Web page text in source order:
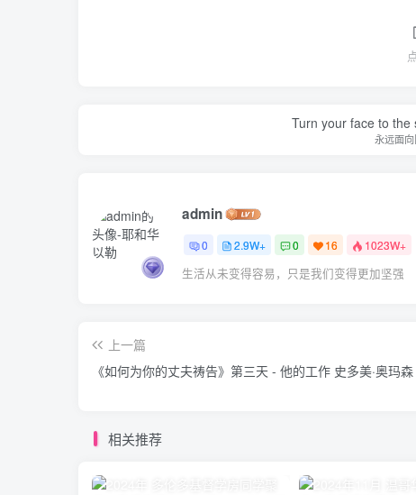
Turn your face to the
永远面
admin
0 2.9W+ 0 16 1023W+
生活从未变得容易，只是我们变得更加坚强
上一篇
《如何为你的丈夫祷告》第三天 - 他的工作 史多美·奥玛森
相关推荐